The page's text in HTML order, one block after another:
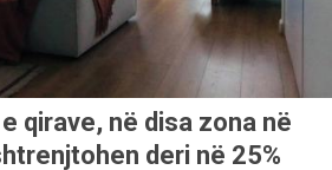
qirave, në disa zona në
deri në 25%